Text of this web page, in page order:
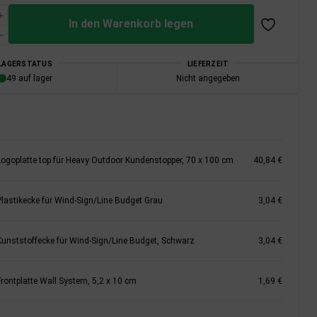
In den Warenkorb legen
49 auf lager
LIEFERZEIT
Nicht angegeben
top für Heavy Outdoor Kundenstopper, 70 x 100 cm 40,84 €
für Wind-Sign/Line Budget Grau 3,04 €
für Wind-Sign/Line Budget, Schwarz 3,04 €
Wall System, 5,2 x 10 cm 1,69 €